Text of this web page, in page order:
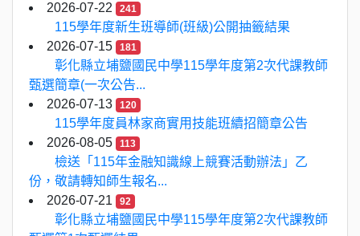
2026-07-22
241
115學年度新生班導師(班級)公開抽籤結果
2026-07-15
181
彰化縣立埔鹽國民中學115學年度第2次代課教師
甄選簡章(一次公告...
2026-07-13
120
115學年度員林家商實用技能班續招簡章公告
2026-08-05
113
檢送「115年金融知識線上競賽活動辦法」乙
份，敬請轉知師生報名...
2026-07-21
92
彰化縣立埔鹽國民中學115學年度第2次代課教師